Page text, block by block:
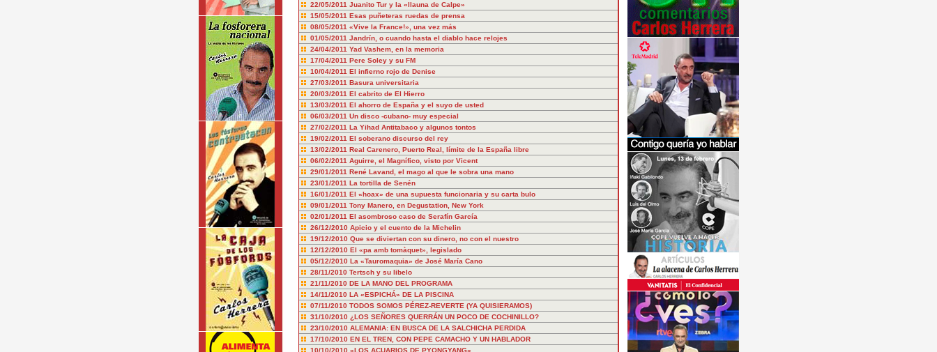
22/05/2011 Juanito Tur y la «llauna de Calpe»
15/05/2011 Esas puñeteras ruedas de prensa
08/05/2011 «Vive la France!», una vez más
01/05/2011 Jandrín, o cuando hasta el diablo hace relojes
24/04/2011 Yad Vashem, en la memoria
17/04/2011 Pere Soley y su FM
10/04/2011 El infierno rojo de Denise
27/03/2011 Basura universitaria
20/03/2011 El cabrito de El Hierro
13/03/2011 El ahorro de España y el suyo de usted
06/03/2011 Un disco -cubano- muy especial
27/02/2011 La Yihad Antitabaco y algunos tontos
19/02/2011 El soberano discurso del rey
13/02/2011 Real Carenero, Puerto Real, límite de la España libre
06/02/2011 Aguirre, el Magnífico, visto por Vicent
29/01/2011 René Lavand, el mago al que le sobra una mano
23/01/2011 La tortilla de Senén
16/01/2011 El «hoax» de una supuesta funcionaria y su carta bulo
09/01/2011 Tony Manero, en Degustation, New York
02/01/2011 El asombroso caso de Serafín García
26/12/2010 Apicio y el cuento de la Michelin
19/12/2010 Que se diviertan con su dinero, no con el nuestro
12/12/2010 El «pa amb tomàquet», legislado
05/12/2010 La «Tauromaquia» de José María Cano
28/11/2010 Tertsch y su libelo
21/11/2010 DE LA MANO DEL PROGRAMA
14/11/2010 LA «ESPICHÁ» DE LA PISCINA
07/11/2010 TODOS SOMOS PÉREZ-REVERTE (YA QUISIERAMOS)
31/10/2010 ¿LOS SEÑORES QUERRÁN UN POCO DE COCHINILLO?
23/10/2010 ALEMANIA: EN BUSCA DE LA SALCHICHA PERDIDA
17/10/2010 EN EL TREN, CON PEPE CAMACHO Y UN HABLADOR
10/10/2010 «LOS ACUARIOS DE PYONGYANG»